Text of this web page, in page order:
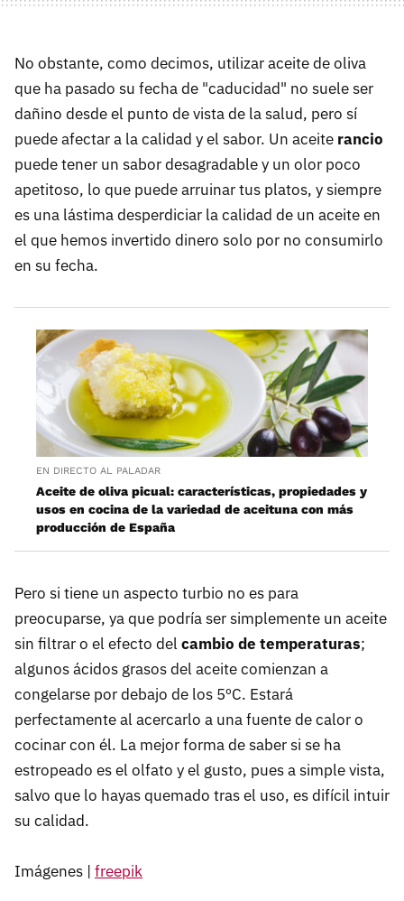
No obstante, como decimos, utilizar aceite de oliva
que ha pasado su fecha de "caducidad" no suele ser
dañino desde el punto de vista de la salud, pero sí
puede afectar a la calidad y el sabor. Un aceite rancio
puede tener un sabor desagradable y un olor poco
apetitoso, lo que puede arruinar tus platos, y siempre
es una lástima desperdiciar la calidad de un aceite en
el que hemos invertido dinero solo por no consumirlo
en su fecha.
EN DIRECTO AL PALADAR
Aceite de oliva picual: características, propiedades y
usos en cocina de la variedad de aceituna con más
producción de España
Pero si tiene un aspecto turbio no es para
preocuparse, ya que podría ser simplemente un aceite
sin filtrar o el efecto del cambio de temperaturas;
algunos ácidos grasos del aceite comienzan a
congelarse por debajo de los 5ºC. Estará
perfectamente al acercarlo a una fuente de calor o
cocinar con él. La mejor forma de saber si se ha
estropeado es el olfato y el gusto, pues a simple vista,
salvo que lo hayas quemado tras el uso, es difícil intuir
su calidad.
Imágenes | freepik